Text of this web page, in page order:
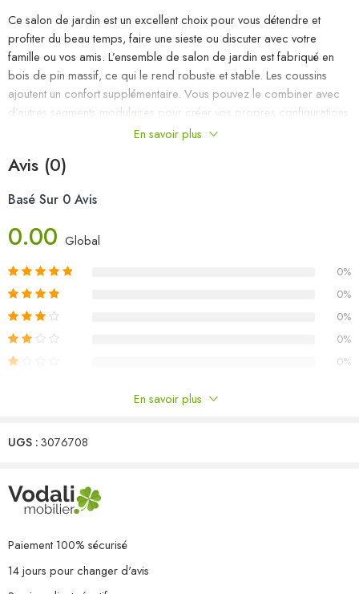
Ce salon de jardin est un excellent choix pour vous détendre et
profiter du beau temps, faire une sieste ou discuter avec votre
famille ou vos amis. L’ensemble de salon de jardin est fabriqué en
bois de pin massif, ce qui le rend robuste et stable. Les coussins
ajoutent un confort supplémentaire. Vous pouvez le combiner avec
d’autres segments modulaires pour créer vos propres configurations
de salon de jardin ! Remarque : afin de prolonger la durée de vie
avec une housse imperméable.
Couleur : noir
Matériau : bois de pin massif, tissu (100 % polyester)
H)
Dimensions du coussin de siège : 70 x 70 x 8 cm (L x l x é)
Dimensions du coussin de dossier/latéral : 70 x 40 x 8 cm (L x l x
é)
L’assemblage est requis
13 x coussin de dossier/latéral
En savoir plus
Avis (0)
Basé Sur 0 Avis
0.00 Global
0%
0%
0%
0%
0%
Il n'y a pas encore de critiques.
En savoir plus
UGS :3076708
Paiement 100% sécurisé
14 jours pour changer d'avis